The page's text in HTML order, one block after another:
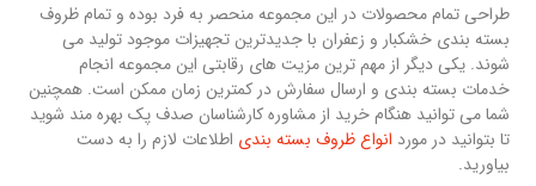
طراحی تمام محصولات در این مجموعه منحصر به فرد بوده و تمام ظروف
بسته بندی خشکبار و زعفران با جدیدترین تجهیزات موجود تولید می
شوند. یکی دیگر از مهم ترین مزیت های رقابتی این مجموعه انجام
خدمات بسته بندی و ارسال سفارش در کمترین زمان ممکن است. همچنین
شما می توانید هنگام خرید از مشاوره کارشناسان صدف پک بهره مند شوید
تا بتوانید در مورد انواع ظروف بسته بندی اطلاعات لازم را به دست
بیاورید.